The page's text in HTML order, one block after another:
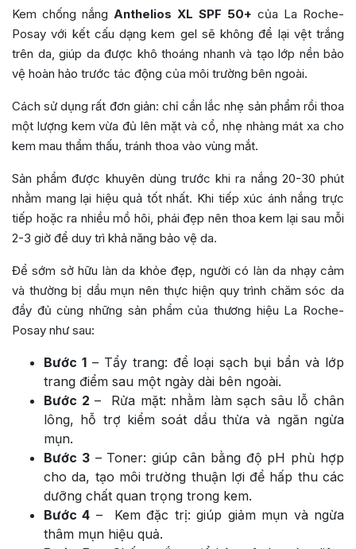
Kem chống nắng Anthelios XL SPF 50+ của La Roche-
Posay với kết cấu dạng kem gel sẽ không để lại vệt trắng
trên da, giúp da được khô thoáng nhanh và tạo lớp nền bảo
vệ hoàn hảo trước tác động của môi trường bên ngoài.
Cách sử dụng rất đơn giản: chỉ cần lắc nhẹ sản phẩm rồi thoa
một lượng kem vừa đủ lên mặt và cổ, nhẹ nhàng mát xa cho
kem mau thẩm thấu, tránh thoa vào vùng mắt.
Sản phẩm được khuyên dùng trước khi ra nắng 20-30 phút
nhằm mang lại hiệu quả tốt nhất. Khi tiếp xúc ánh nắng trực
tiếp hoặc ra nhiều mồ hôi, phái đẹp nên thoa kem lại sau mỗi
2-3 giờ để duy trì khả năng bảo vệ da.
Để sớm sở hữu làn da khỏe đẹp, người có làn da nhạy cảm
và thường bị dầu mụn nên thực hiện quy trình chăm sóc da
đầy đủ cùng những sản phẩm của thương hiệu La Roche-
Posay như sau:
Bước 1– Tẩy trang: để loại sạch bụi bẩn và lớp
trang điểm sau một ngày dài bên ngoài.
Bước 2 – Rửa mặt: nhằm làm sạch sâu lỗ chân
lông, hỗ trợ kiểm soát dầu thừa và ngăn ngừa
mụn.
Bước 3– Toner: giúp cân bằng độ pH phù hợp
cho da, tạo môi trường thuận lợi để hấp thu các
dưỡng chất quan trọng trong kem.
Bước 4 – Kem đặc trị: giúp giảm mụn và ngừa
thâm mụn hiệu quả.